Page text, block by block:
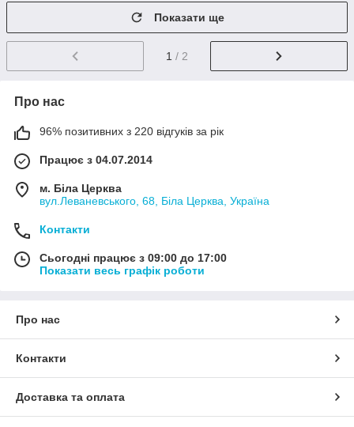
Показати ще
1 / 2
Про нас
96% позитивних з 220 відгуків за рік
Працює з 04.07.2014
м. Біла Церква
вул.Леваневського, 68, Біла Церква, Україна
Контакти
Сьогодні працює з 09:00 до 17:00
Показати весь графік роботи
Про нас
Контакти
Доставка та оплата